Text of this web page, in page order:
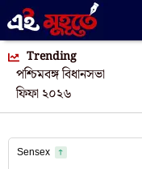
Trending
পশ্চিমবঙ্গ বিধানসভা
ফিফা ২০২৬